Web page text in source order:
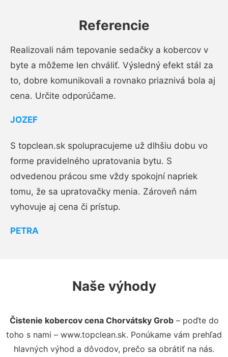
Referencie
Realizovali nám tepovanie sedačky a kobercov v
byte a môžeme len chváliť. Výsledný efekt stál za
to, dobre komunikovali a rovnako priaznivá bola aj
cena. Určite odporúčame.
JOZEF
S topclean.sk spolupracujeme už dlhšiu dobu vo
forme pravidelného upratovania bytu. S
odvedenou prácou sme vždy spokojní napriek
tomu, že sa upratovačky menia. Zároveň nám
vyhovuje aj cena či prístup.
PETRA
Naše výhody
Čistenie kobercov cena Chorvátsky Grob– poďte do
toho s nami – www.topclean.sk. Ponúkame vám prehľad
hlavných výhod a dôvodov, prečo sa obrátiť na nás.